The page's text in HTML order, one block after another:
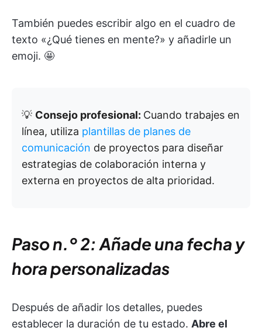
También puedes escribir algo en el cuadro de
texto «¿Qué tienes en mente?» y añadirle un
emoji. 🤩
💡 Consejo profesional: Cuando trabajes en
línea, utiliza plantillas de planes de
comunicación de proyectos para diseñar
estrategias de colaboración interna y
externa en proyectos de alta prioridad.
Paso n.º 2: Añade una fecha y
hora personalizadas
Después de añadir los detalles, puedes
establecer la duración de tu estado. Abre el